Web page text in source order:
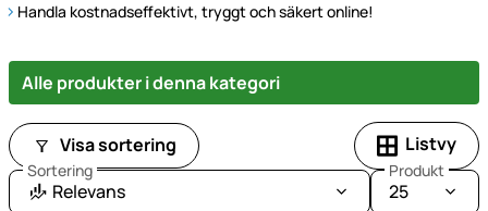
Handla kostnadseffektivt, tryggt och säkert online!
Alle produkter i denna kategori
Visa sortering Listvy
Sortering
Relevans
Produkt
25